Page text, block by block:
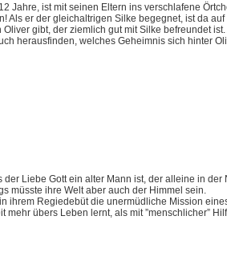
Jahre, ist mit seinen Eltern ins verschlafene
Als er der gleichaltrigen Silke begegnet, ist da
gibt, der ziemlich gut mit Silke befreundet
herausfinden, welches Geheimnis sich hinter
Liebe Gott ein alter Mann ist, der alleine in
müsste ihre Welt aber auch der Himmel sein.
ihrem Regiedebüt die unermüdliche Mission
übers Leben lernt, als mit ”menschlicher”